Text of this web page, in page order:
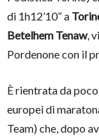
di 1h12’10” a
Betelhem Tenaw,
Pordenone con il
È rientrata da
europei di
Team) che, dopo